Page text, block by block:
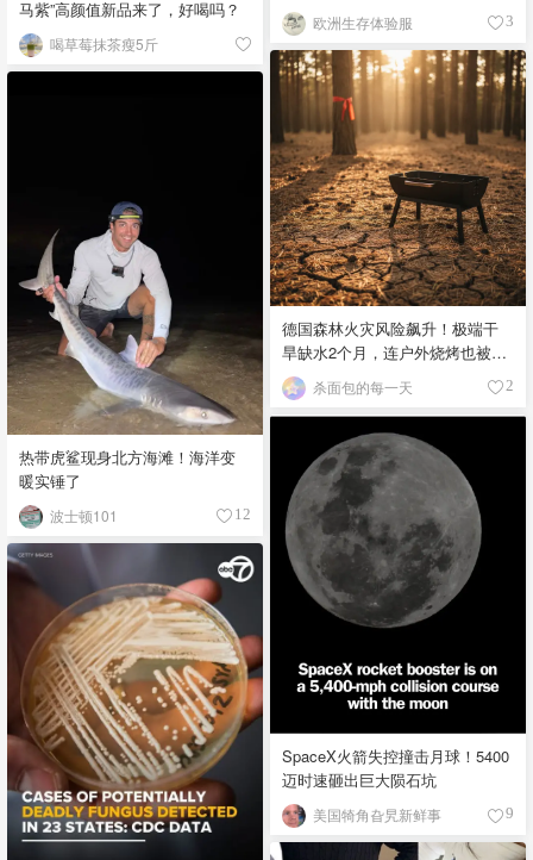
马紫”高颜值新品来了，好喝吗？
喝草莓抹茶瘦5斤
弹！ 欧洲生存体验服 3
德国森林火灾风险飙升！极端干
旱缺水2个月，连户外烧烤也被禁
了？ 杀面包的每一天 2
热带虎鲨现身北方海滩！海洋变
暖实锤了
波士顿101 12
SpaceX火箭失控撞击月球！5400
迈时速砸出巨大陨石坑
美国犄角旮旯新鲜事 9